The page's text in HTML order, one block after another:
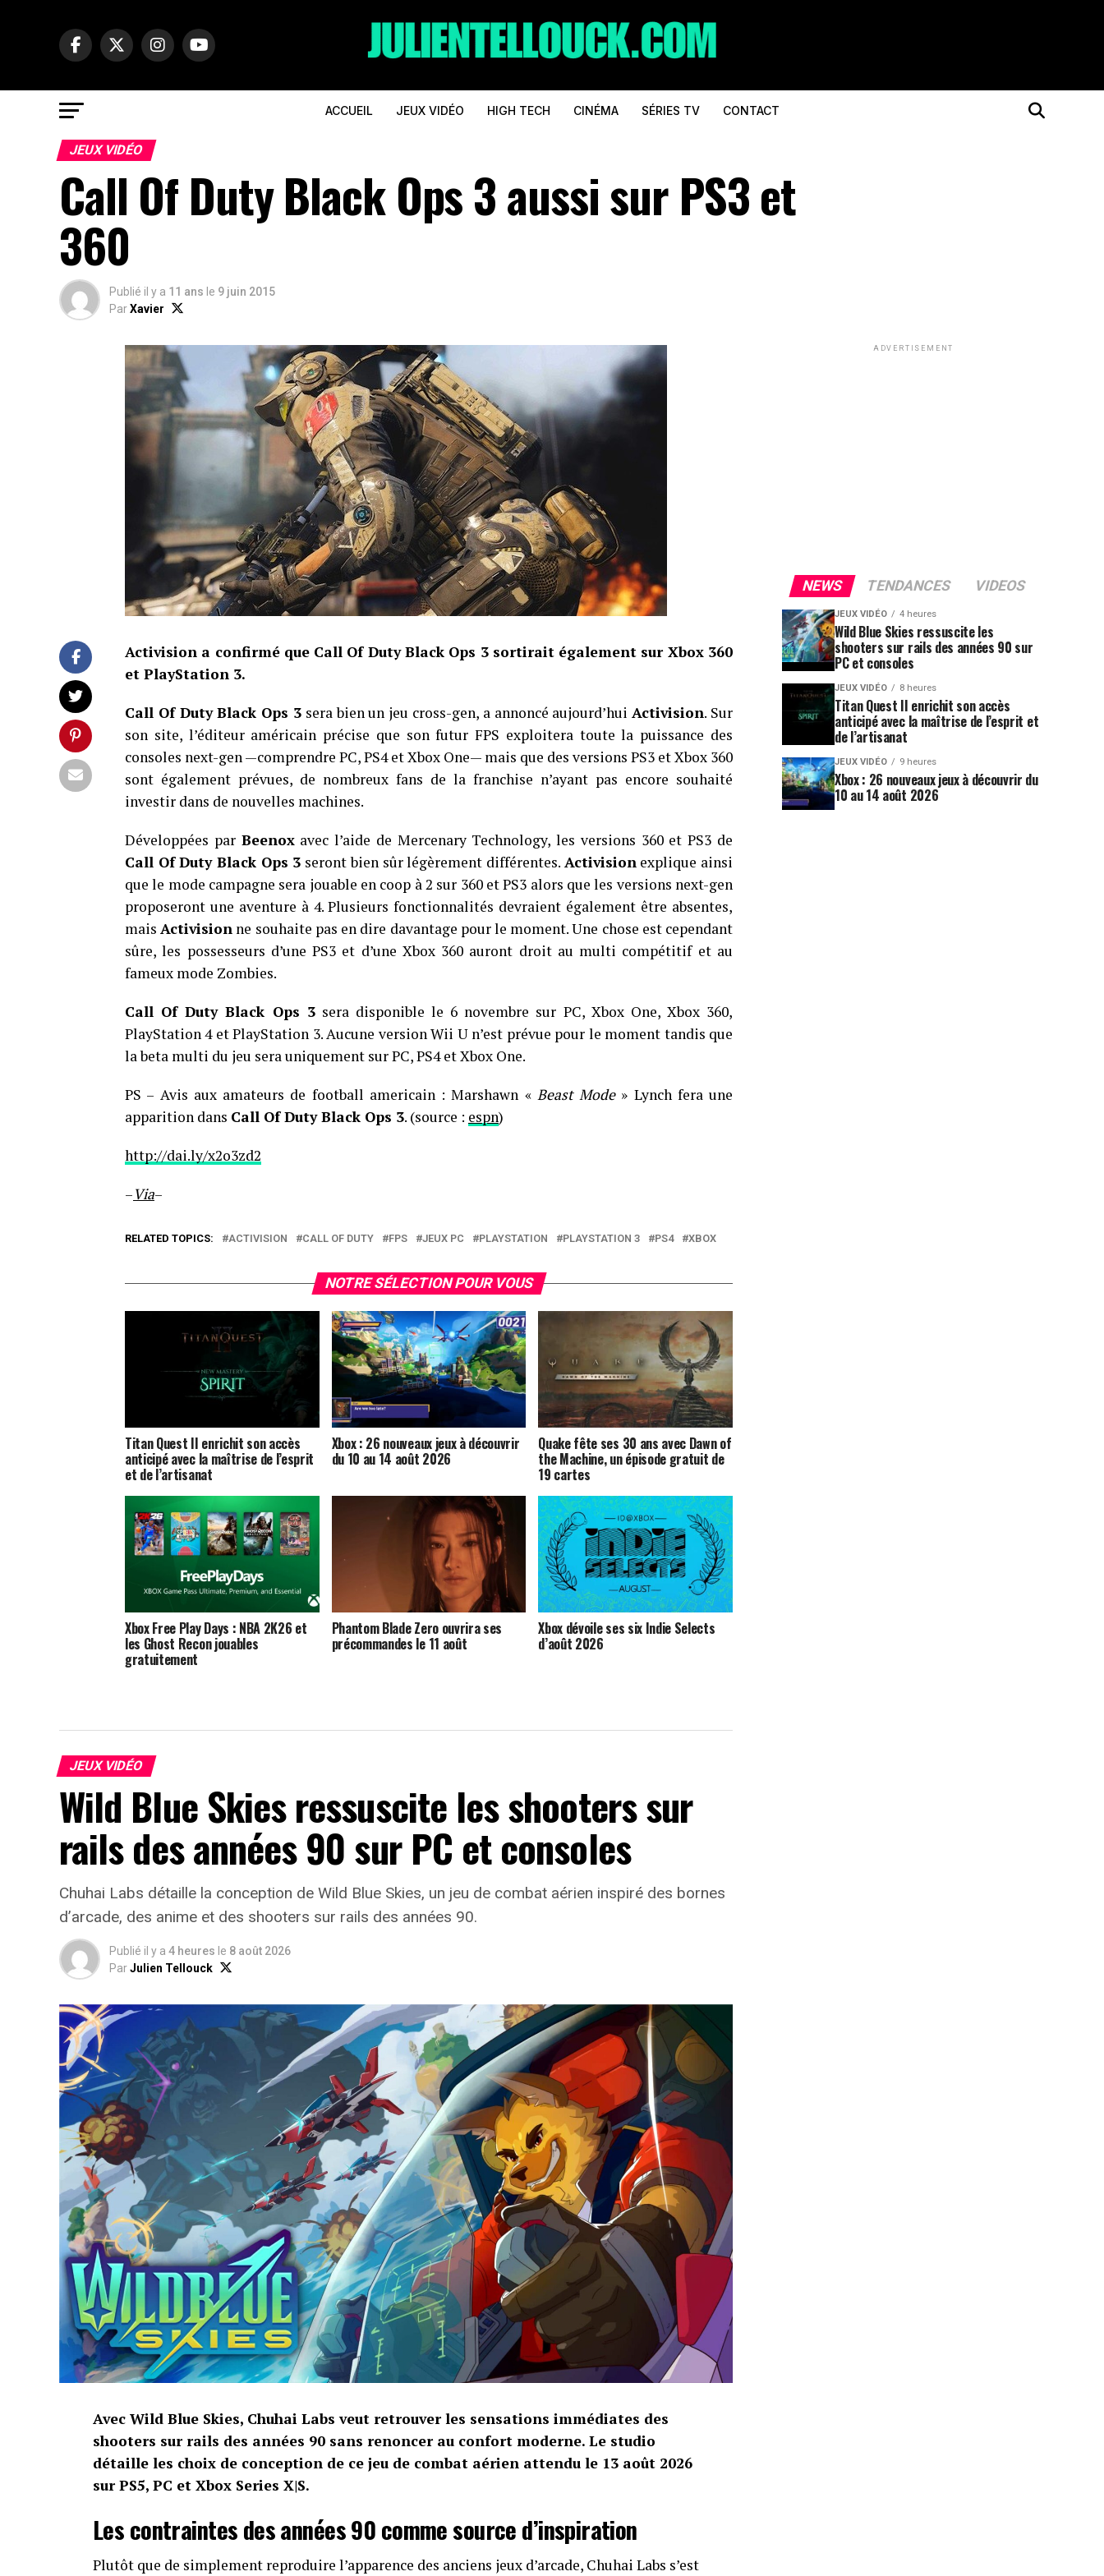
ACCUEIL JEUX VIDÉO HIGH TECH CINÉMA SÉRIES TV CONTACT
JEUX VIDÉO
Call Of Duty Black Ops 3 aussi sur PS3 et
360
Publié il y a 11 ans le 9 juin 2015
ParXavier
Activision a confirmé que Call Of Duty Black Ops 3 sortirait également sur Xbox 360
et PlayStation 3.
Call Of Duty Black Ops 3 sera bien un jeu cross-gen, a annoncé aujourd’huiActivision. Sur
son site, l’éditeur américain précise que son futur FPS exploitera toute la puissance des
consoles next-gen —comprendre PC, PS4 et Xbox One— mais que des versions PS3 et Xbox 360
sont également prévues, de nombreux fans de la franchise n’ayant pas encore souhaité
investir dans de nouvelles machines.
Développées par Beenoxavec l’aide de Mercenary Technology, les versions 360 et PS3 de
Call Of Duty Black Ops 3 seront bien sûr légèrement différentes. Activisionexplique ainsi
que le mode campagne sera jouable en coop à 2 sur 360 et PS3 alors que les versions next-gen
proposeront une aventure à 4. Plusieurs fonctionnalités devraient également être absentes,
maisActivision ne souhaite pas en dire davantage pour le moment. Une chose est cependant
sûre, les possesseurs d’une PS3 et d’une Xbox 360 auront droit au multi compétitif et au
fameux mode Zombies.
Call Of Duty Black Ops 3sera disponible le 6 novembre sur PC, Xbox One, Xbox 360,
PlayStation 4 et PlayStation 3. Aucune version Wii U n’est prévue pour le moment tandis que
la beta multi du jeu sera uniquement sur PC, PS4 et Xbox One.
PS – Avis aux amateurs de football americain : Marshawn « Beast Mode» Lynch fera une
apparition dans Call Of Duty Black Ops 3. (source : espn)
http://dai.ly/x2o3zd2
–Via–
RELATED TOPICS: ACTIVISION CALL OF DUTY FPS JEUX PC PLAYSTATION PLAYSTATION 3 PS4 XBOX
NOTRE SÉLECTION POUR VOUS
Titan Quest II enrichit son accès
anticipé avec la maîtrise de l’esprit
et de l’artisanat
Xbox : 26 nouveaux jeux à découvrir
du 10 au 14 août 2026
Quake fête ses 30 ans avec Dawn of
the Machine, un épisode gratuit de
19 cartes
Xbox Free Play Days : NBA 2K26 et
les Ghost Recon jouables
gratuitement
Phantom Blade Zero ouvrira ses
précommandes le 11 août
Xbox dévoile ses six Indie Selects
d’août 2026
JEUX VIDÉO
Wild Blue Skies ressuscite les shooters sur
rails des années 90 sur PC et consoles
Chuhai Labs détaille la conception de Wild Blue Skies, un jeu de combat aérien inspiré des bornes
d’arcade, des anime et des shooters sur rails des années 90.
Publié il y a 4 heures le 8 août 2026
ParJulien Tellouck
Avec Wild Blue Skies, Chuhai Labs veut retrouver les sensations immédiates des
shooters sur rails des années 90 sans renoncer au confort moderne. Le studio
détaille les choix de conception de ce jeu de combat aérien attendu le 13 août 2026
sur PS5, PC et Xbox Series X|S.
Les contraintes des années 90 comme source d’inspiration
Plutôt que de simplement reproduire l’apparence des anciens jeux d’arcade, Chuhai Labs s’est
ADVERTISEMENT
NEWS TENDANCES VIDEOS
JEUX VIDÉO 4 heures
Wild Blue Skies ressuscite les
shooters sur rails des années 90 sur
PC et consoles
JEUX VIDÉO 8 heures
Titan Quest II enrichit son accès
anticipé avec la maîtrise de l’esprit et
de l’artisanat
JEUX VIDÉO 9 heures
Xbox : 26 nouveaux jeux à découvrir du
10 au 14 août 2026